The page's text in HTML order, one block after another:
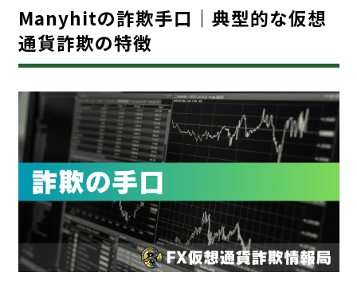
Manyhitの詐欺手口｜典型的な仮想
通貨詐欺の特徴